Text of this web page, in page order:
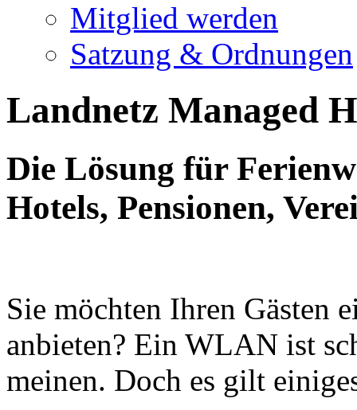
Mitglied werden
Satzung & Ordnungen
Landnetz Managed
Die Lösung für
Hotels, Pensionen,
Sie möchten Ihren Gästen
anbieten? Ein WLAN ist
meinen. Doch es gilt